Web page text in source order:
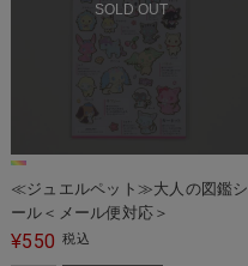
SOLD OUT
≪ジュエルペット≫大人の図鑑シ
ール＜メール便対応＞
¥550 税込